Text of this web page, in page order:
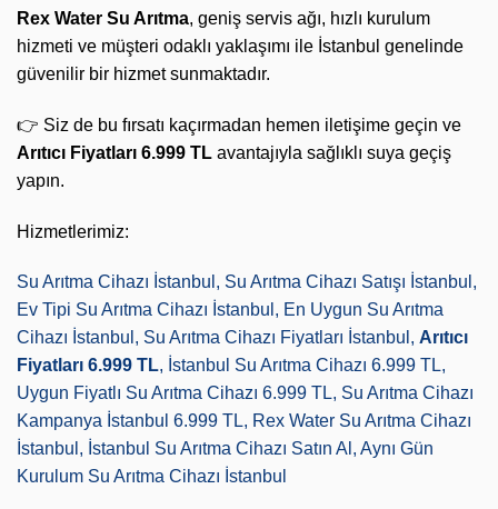
Rex Water Su Arıtma, geniş servis ağı, hızlı kurulum
hizmeti ve müşteri odaklı yaklaşımı ile İstanbul genelinde
güvenilir bir hizmet sunmaktadır.
👉 Siz de bu fırsatı kaçırmadan hemen iletişime geçin ve
Arıtıcı Fiyatları 6.999 TL avantajıyla sağlıklı suya geçiş
yapın.
Hizmetlerimiz:
Su Arıtma Cihazı İstanbul, Su Arıtma Cihazı Satışı İstanbul,
Ev Tipi Su Arıtma Cihazı İstanbul, En Uygun Su Arıtma
Cihazı İstanbul, Su Arıtma Cihazı Fiyatları İstanbul, Arıtıcı
Fiyatları 6.999 TL, İstanbul Su Arıtma Cihazı 6.999 TL,
Uygun Fiyatlı Su Arıtma Cihazı 6.999 TL, Su Arıtma Cihazı
Kampanya İstanbul 6.999 TL, Rex Water Su Arıtma Cihazı
İstanbul, İstanbul Su Arıtma Cihazı Satın Al, Aynı Gün
Kurulum Su Arıtma Cihazı İstanbul